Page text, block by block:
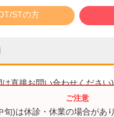
STの方
は直接お問い合わせください)
旬)は休診・休業の場合があ